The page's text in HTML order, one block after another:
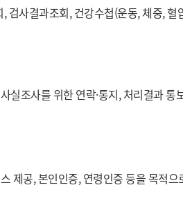
검사결과조회, 건강수첩(운동, 체중, 혈
실조사를 위한 연락·통지, 처리결과
제공, 본인인증, 연령인증 등을 목적